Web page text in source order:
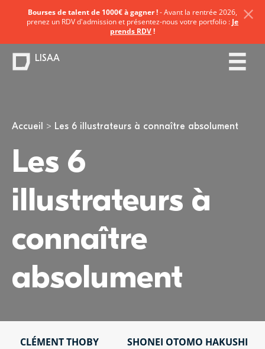
Vous êtes ici
Accueil Les 6 illustrateurs à connaître absolument
Les 6
illustrateurs à
connaître
absolument
CLÉMENT THOBY SHONEI OTOMO HAKUSHI
Bourses de talent de 1000€ à gagner !- Avant la rentrée 2026,
prenez un RDV d'admission et présentez-nous votre portfolio : Je
prends RDV!
LISAA